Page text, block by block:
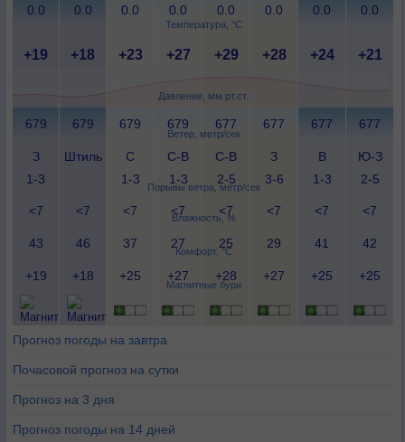
Температура, °C
Давление, мм рт.ст.
Ветер, метр/сек
Порывы ветра, метр/сек
Влажность, %
Комфорт, °C
Магнитные бури
0.0 0.0 0.0 0.0 0.0 0.0 0.0 0.0
+19 +18 +23 +27 +29 +28 +24 +21
679 679 679 679 677 677 677 677
З
1-3
Штиль
С
1-3
С-В
1-3
С-В
2-5
З
3-6
В
1-3
Ю-З
2-5
<7 <7 <7 <7 <7 <7 <7 <7
43 46 37 27 25 29 41 42
+19 +18 +25 +27 +28 +27 +25 +25
Прогноз погоды на завтра
Почасовой прогноз на сутки
Прогноз на 3 дня
Прогноз погоды на 14 дней